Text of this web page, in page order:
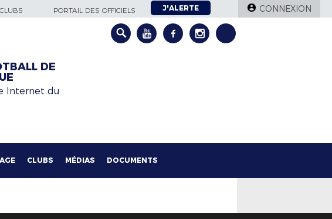
PORTAIL DES OFFICIELS J'ALERTE CONNEXION
DE
Internet du
CLUBS MÉDIAS DOCUMENTS